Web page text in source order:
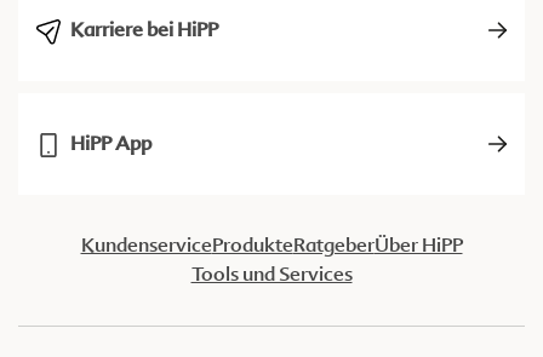
Karriere bei HiPP
HiPP App
KundenserviceProdukteRatgeberÜber HiPP
Tools und Services